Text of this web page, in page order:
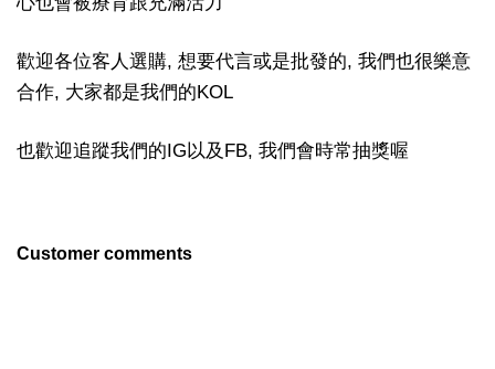
歡迎各位客人選購, 想要代言或是批發的, 我們也很樂意
合作, 大家都是我們的KOL
也歡迎追蹤我們的IG以及FB, 我們會時常抽獎喔
Customer comments